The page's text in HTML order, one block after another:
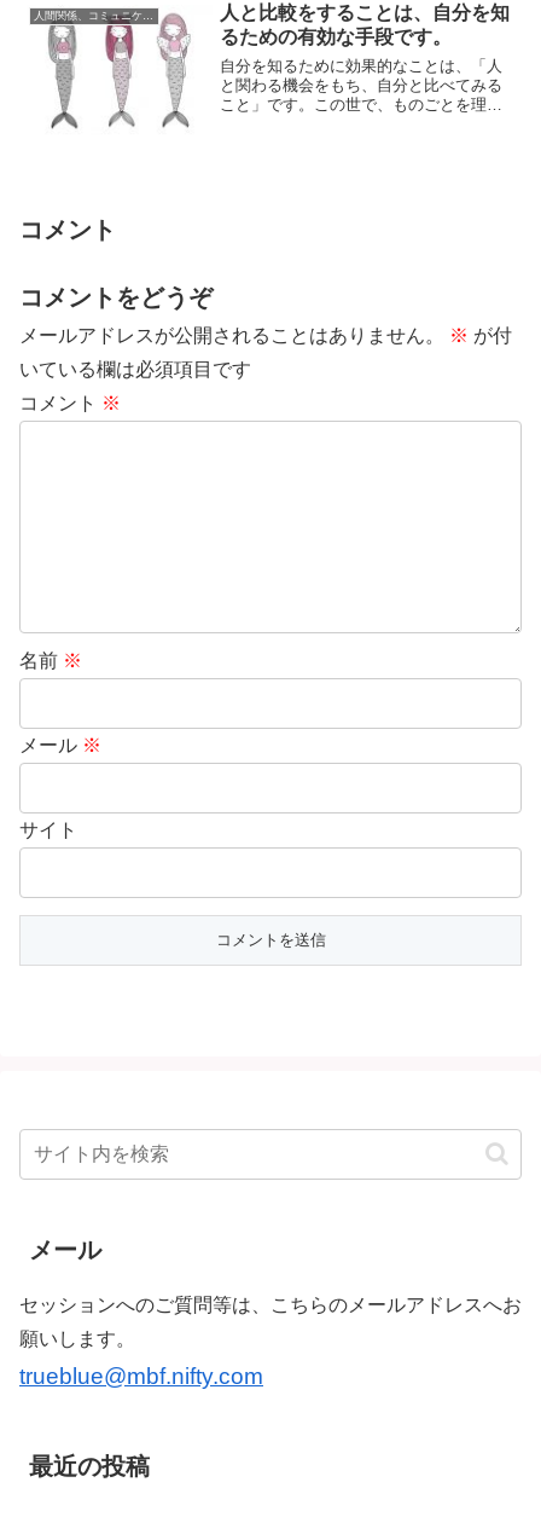
人と比較をすることは、自分を知
るための有効な手段です。
自分を知るために効果的なことは、「人
と関わる機会をもち、自分と比べてみる
こと」です。この世で、ものごとを理解
コメント
コメントをどうぞ
メールアドレスが公開されることはありません。 ※ が付
いている欄は必須項目です
コメント ※
名前 ※
メール ※
サイト
メール
セッションへのご質問等は、こちらのメールアドレスへお
願いします。
trueblue@mbf.nifty.com
最近の投稿